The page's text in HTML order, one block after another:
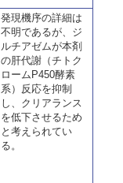
発現機序の詳細は
不明であるが、ジ
ルチアゼムが本剤
の肝代謝（チトク
ロームP450酵素
系）反応を抑制
し、クリアランス
を低下させるため
と考えられてい
る。